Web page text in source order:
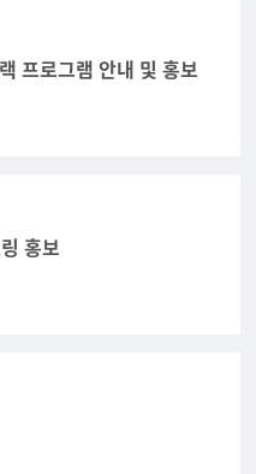
프로그램 안내 및 홍보
홍보